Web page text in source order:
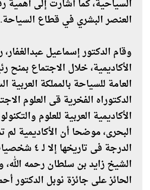
السياحية، كما أشارت إلى أهمية
العنصر البشري في قطاع السياحة.
وقام الدكتور إسماعيل
الأكاديمية، خلال الاجتماع بمنح
العامة للسياحة بالمملكة العربية
الدكتوراه الفخرية قى العلوم
الأكاديمية العربية للعلوم
البحرى، موضحا أن الأكاديمية لم
الدرجة فى
الشيخ زايد بن سلطان رحمه الله،
الحائز على جائزة نوبل الدكتور